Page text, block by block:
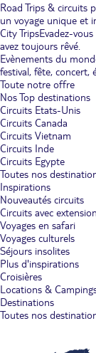
Road Trips & circuits
un voyage unique et
City TripsEvadez-
avez toujours rêvé.
Evènements du
festival, fête, concert,
Toute notre offre
Nos Top destinations
Circuits Etats-Unis
Circuits Canada
Circuits Vietnam
Circuits Inde
Circuits Egypte
Toutes nos
Inspirations
Nouveautés circuits
Circuits avec extension
Voyages en safari
Voyages culturels
Séjours insolites
Plus d'inspirations
Croisières
Locations &
Destinations
Toutes nos